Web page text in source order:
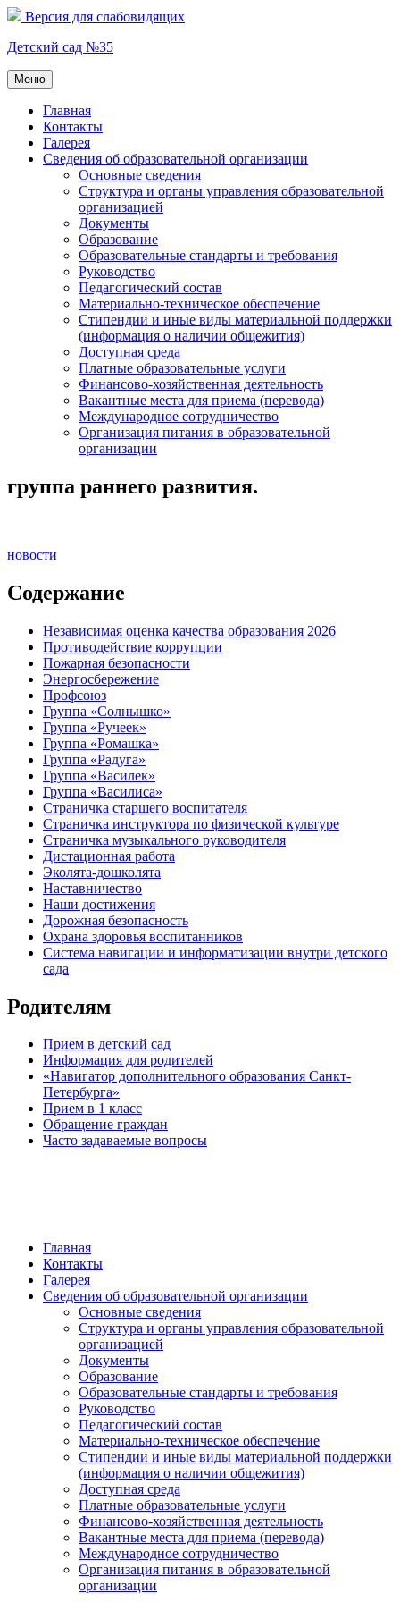
Перейти
содержимому
Версия для слабовидящих
Детский сад №35
Меню
Главная
Контакты
Галерея
Сведения об образовательной организации
Основные сведения
Структура и органы управления образовательной
организацией
Документы
Образование
Образовательные стандарты и требования
Руководство
Педагогический состав
Материально-техническое обеспечение
Стипендии и иные виды материальной поддержки
(информация о наличии общежития)
Доступная среда
Платные образовательные услуги
Финансово-хозяйственная деятельность
Вакантные места для приема (перевода)
Международное сотрудничество
Организация питания в образовательной
организации
группа раннего развития.
новости
Содержание
Независимая оценка качества образования 2026
Противодействие коррупции
Пожарная безопасности
Энергосбережение
Профсоюз
Группа «Солнышко»
Группа «Ручеек»
Группа «Ромашка»
Группа «Радуга»
Группа «Василек»
Группа «Василиса»
Страничка старшего воспитателя
Страничка инструктора по физической культуре
Страничка музыкального руководителя
Дистационная работа
Эколята-дошколята
Наставничество
Наши достижения
Дорожная безопасность
Охрана здоровья воспитанников
Система навигации и информатизации внутри детского
сада
Родителям
Прием в детский сад
Информация для родителей
«Навигатор дополнительного образования Санкт-
Петербурга»
Прием в 1 класс
Обращение граждан
Часто задаваемые вопросы
Главная
Контакты
Галерея
Сведения об образовательной организации
Основные сведения
Структура и органы управления образовательной
организацией
Документы
Образование
Образовательные стандарты и требования
Руководство
Педагогический состав
Материально-техническое обеспечение
Стипендии и иные виды материальной поддержки
(информация о наличии общежития)
Доступная среда
Платные образовательные услуги
Финансово-хозяйственная деятельность
Вакантные места для приема (перевода)
Международное сотрудничество
Организация питания в образовательной
организации